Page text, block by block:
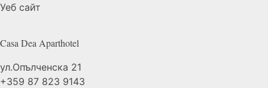
Уеб сайт
Casa Dea Aparthotel
ул.Опълченска 21
+359 87 823 9143